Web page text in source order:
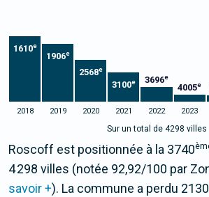
1610e
1906e
2568e
3100e 3696e
4005e
2018 2019 2020 2021 2022 2023
Sur un total de 4298 villes
Roscoff est positionnée à la 3740
4 298 villes (notée 92,92/100 par
savoir +). La commune a perdu